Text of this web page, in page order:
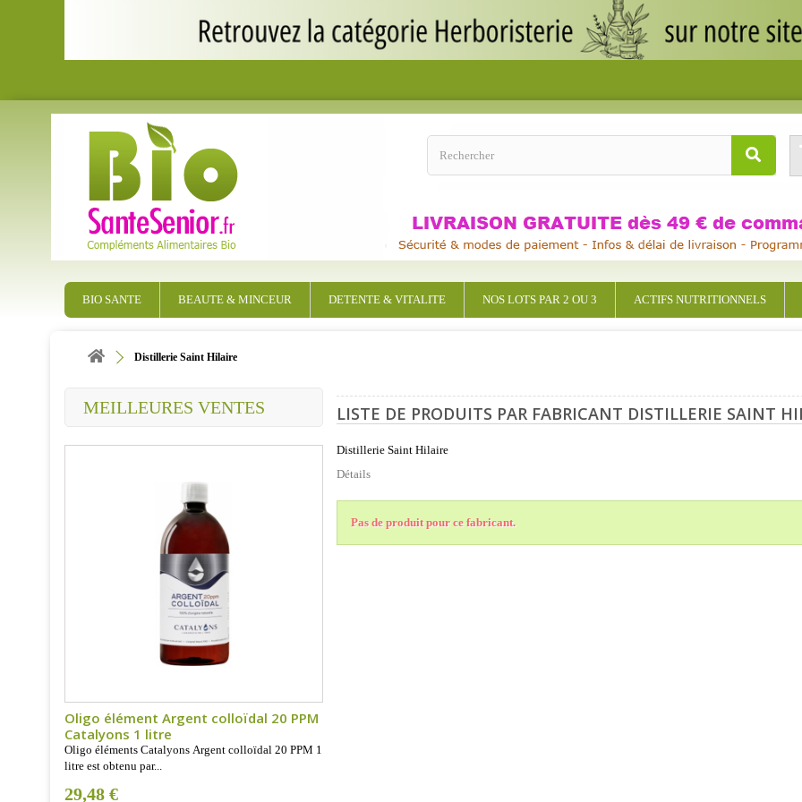
BIO SANTE BEAUTE & MINCEUR DETENTE & VITALITE NOS LOTS PAR 2 OU 3 ACTIFS NUTRITIONNELS
Distillerie Saint Hilaire
MEILLEURES VENTES
Oligo élément Argent colloïdal 20 PPM
Catalyons 1 litre
Oligo éléments Catalyons Argent colloïdal 20 PPM 1
litre est obtenu par...
29,48 €
LISTE DE PRODUITS PAR FABRICANT DISTILLERIE SAINT
Distillerie Saint Hilaire
Détails
Pas de produit pour ce fabricant.